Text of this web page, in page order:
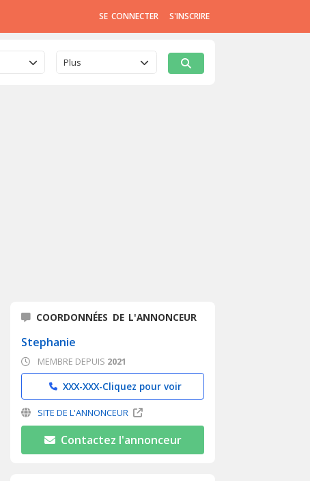
SE CONNECTER S'INSCRIRE
Plus
COORDONNÉES DE L'ANNONCEUR
Stephanie
MEMBRE DEPUIS 2021
XXX-XXX-Cliquez pour voir
SITE DE L'ANNONCEUR
Contactez l'annonceur